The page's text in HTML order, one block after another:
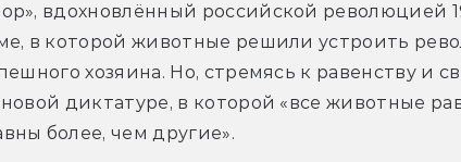
вдохновлённый российской революцией
в которой животные решили устроить
хозяина. Но, стремясь к равенству и
новой диктатуре, в которой «все животные
более, чем другие».